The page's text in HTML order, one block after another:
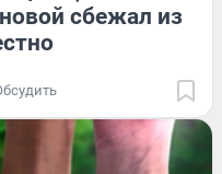
сбежал из